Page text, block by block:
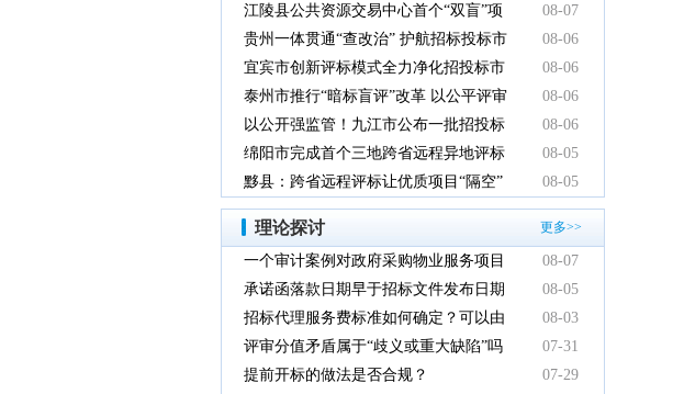
付情况
江陵县公共资源交易中心首个“双盲”项
目顺利完成
08-07
贵州一体贯通“查改治” 护航招标投标市
场规范健康发展
08-06
宜宾市创新评标模式全力净化招投标市
场环境
08-06
泰州市推行“暗标盲评”改革 以公平评审
推动政府采购提质增效
08-06
以公开强监管！九江市公布一批招投标
领域系统整治典型案例
08-06
绵阳市完成首个三地跨省远程异地评标
项目
08-05
黟县：跨省远程评标让优质项目“隔空”
落地
08-05
理论探讨 更多>>
一个审计案例对政府采购物业服务项目
的警示
08-07
承诺函落款日期早于招标文件发布日期
有效吗
08-05
招标代理服务费标准如何确定？可以由
中标人支付吗？
08-03
评审分值矛盾属于“歧义或重大缺陷”吗
07-31
提前开标的做法是否合规？
07-29